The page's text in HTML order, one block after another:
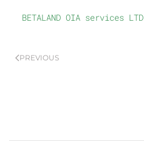
BETALAND OIA services LTD
PREVIOUS